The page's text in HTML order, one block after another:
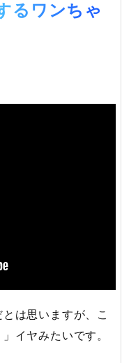
るワンちゃ
は思いますが、こ
イヤみたいです。